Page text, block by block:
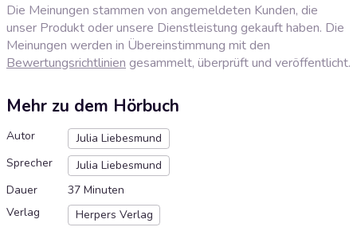
Die Meinungen stammen von angemeldeten Kunden, die
unser Produkt oder unsere Dienstleistung gekauft haben. Die
Meinungen werden in Übereinstimmung mit den
Bewertungsrichtlinien gesammelt, überprüft und veröffentlicht.
Mehr zu dem Hörbuch
Autor
Julia Liebesmund
Sprecher
Julia Liebesmund
Dauer
37 Minuten
Verlag
Herpers Verlag